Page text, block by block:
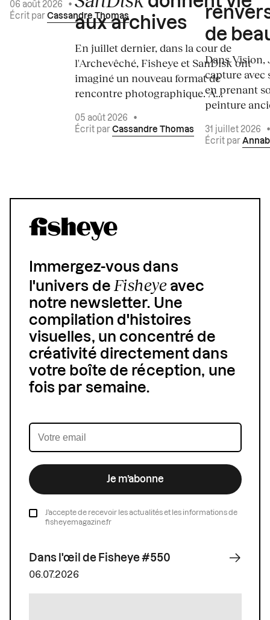
06 août 2026
•
Écrit par Cassandre Thomas
aux archives
En juillet dernier, dans la cour de
l'Archevêché, Fisheye et SanDisk ont
imaginé un nouveau format de
rencontre photographique. À...
05 août 2026
•
Écrit par Cassandre Thomas
de
Dans
capture avec
en prenant
peinture
31 juillet 2026
Écrit par
Immergez-vous dans
l'univers deFisheyeavec
notre newsletter. Une
compilation d'histoires
visuelles, un concentré de
créativité directement dans
votre boîte de réception, une
fois par semaine.
Je m’abonne
J’accepte de recevoir les actualités et les informations de
fisheyemagazine.fr
Dans l'œil de Fisheye #550
06.07.2026